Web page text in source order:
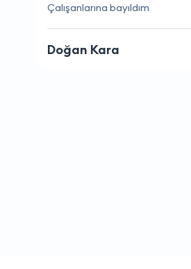
Kaliteli ve hızlı hizmetleri için
Cansu Şahin